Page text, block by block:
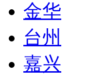
金华
台州
嘉兴